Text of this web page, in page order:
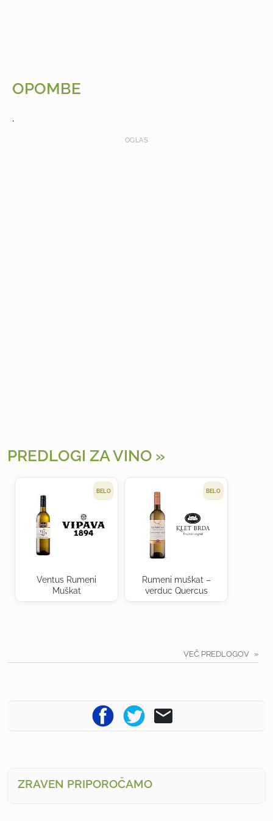
OPOMBE
.
OGLAS
PREDLOGI ZA VINO
BELO
Ventus Rumeni
Muškat
BELO
Rumeni muškat –
verduc Quercus
VEČ PREDLOGOV
ZRAVEN PRIPOROČAMO